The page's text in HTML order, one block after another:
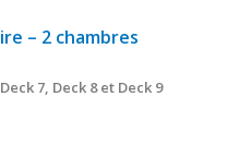
– 2 chambres
7, Deck 8 et Deck 9